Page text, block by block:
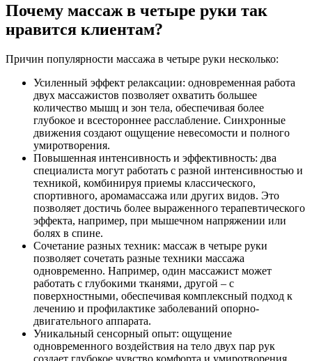
Почему массаж в четыре руки так
нравится клиентам?
Причин популярности массажа в четыре руки несколько:
Усиленный эффект релаксации: одновременная работа
двух массажистов позволяет охватить большее
количество мышц и зон тела, обеспечивая более
глубокое и всестороннее расслабление. Синхронные
движения создают ощущение невесомости и полного
умиротворения.
Повышенная интенсивность и эффективность: два
специалиста могут работать с разной интенсивностью и
техникой, комбинируя приемы классического,
спортивного, аромамассажа или других видов. Это
позволяет достичь более выраженного терапевтического
эффекта, например, при мышечном напряжении или
болях в спине.
Сочетание разных техник: массаж в четыре руки
позволяет сочетать разные техники массажа
одновременно. Например, один массажист может
работать с глубокими тканями, другой – с
поверхностными, обеспечивая комплексный подход к
лечению и профилактике заболеваний опорно-
двигательного аппарата.
Уникальный сенсорный опыт: ощущение
одновременного воздействия на тело двух пар рук
создает глубокое чувство комфорта и умиротворения.